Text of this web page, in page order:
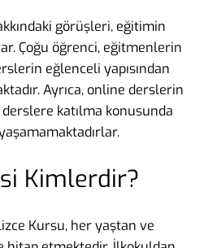
görüşleri, eğitimin
Çoğu öğrenci, eğitmenlerin
eğlenceli yapısından
Ayrıca, online derslerin
katılma konusunda
Kimlerdir?
Kursu, her yaştan ve